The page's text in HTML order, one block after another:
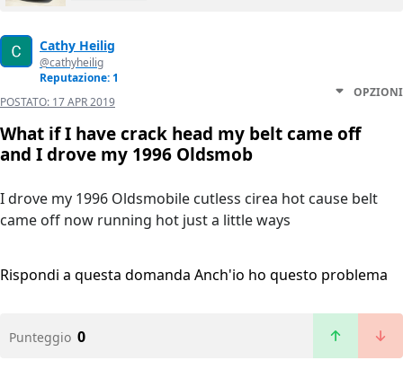
Cathy Heilig
@cathyheilig
Reputazione: 1
POSTATO: 17 APR 2019
OPZIONI
What if I have crack head my belt came off
and I drove my 1996 Oldsmob
I drove my 1996 Oldsmobile cutless cirea hot cause belt
came off now running hot just a little ways
Rispondi a questa domanda Anch'io ho questo problema
Punteggio 0